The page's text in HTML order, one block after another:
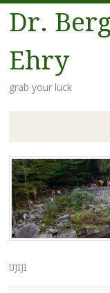
Dr.
Ehry
grab your luck
Zum
Inhalt
springen
UJIJI